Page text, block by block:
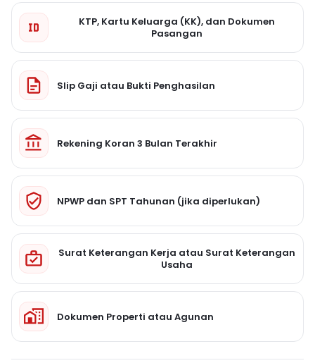
KTP, Kartu Keluarga (KK), dan Dokumen
Pasangan
Slip Gaji atau Bukti Penghasilan
Rekening Koran 3 Bulan Terakhir
NPWP dan SPT Tahunan (jika diperlukan)
Surat Keterangan Kerja atau Surat Keterangan
Usaha
Dokumen Properti atau Agunan